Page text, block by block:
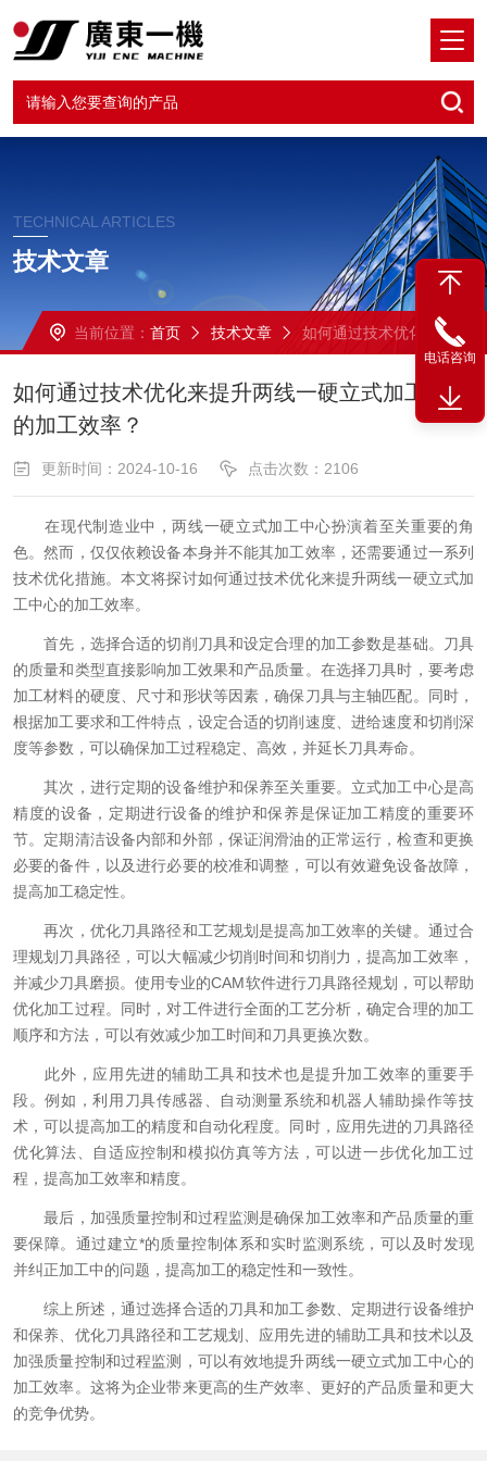
TECHNICAL ARTICLES
技术文章
当前位置： 首页 技术文章 如何通过技术优化来提升两线一硬立式加工中心的加工效率？
如何通过技术优化来提升两线一硬立式加工中心
的加工效率？
更新时间：2024-10-16 点击次数：2106
在现代制造业中，两线一硬立式加工中心扮演着至关重要的角
色。然而，仅仅依赖设备本身并不能其加工效率，还需要通过一系列
技术优化措施。本文将探讨如何通过技术优化来提升两线一硬立式加
工中心的加工效率。
首先，选择合适的切削刀具和设定合理的加工参数是基础。刀具
的质量和类型直接影响加工效果和产品质量。在选择刀具时，要考虑
加工材料的硬度、尺寸和形状等因素，确保刀具与主轴匹配。同时，
根据加工要求和工件特点，设定合适的切削速度、进给速度和切削深
度等参数，可以确保加工过程稳定、高效，并延长刀具寿命。
其次，进行定期的设备维护和保养至关重要。立式加工中心是高
精度的设备，定期进行设备的维护和保养是保证加工精度的重要环
节。定期清洁设备内部和外部，保证润滑油的正常运行，检查和更换
必要的备件，以及进行必要的校准和调整，可以有效避免设备故障，
提高加工稳定性。
再次，优化刀具路径和工艺规划是提高加工效率的关键。通过合
理规划刀具路径，可以大幅减少切削时间和切削力，提高加工效率，
并减少刀具磨损。使用专业的CAM软件进行刀具路径规划，可以帮助
优化加工过程。同时，对工件进行全面的工艺分析，确定合理的加工
顺序和方法，可以有效减少加工时间和刀具更换次数。
此外，应用先进的辅助工具和技术也是提升加工效率的重要手
段。例如，利用刀具传感器、自动测量系统和机器人辅助操作等技
术，可以提高加工的精度和自动化程度。同时，应用先进的刀具路径
优化算法、自适应控制和模拟仿真等方法，可以进一步优化加工过
程，提高加工效率和精度。
最后，加强质量控制和过程监测是确保加工效率和产品质量的重
要保障。通过建立*的质量控制体系和实时监测系统，可以及时发现
并纠正加工中的问题，提高加工的稳定性和一致性。
综上所述，通过选择合适的刀具和加工参数、定期进行设备维护
和保养、优化刀具路径和工艺规划、应用先进的辅助工具和技术以及
加强质量控制和过程监测，可以有效地提升两线一硬立式加工中心的
加工效率。这将为企业带来更高的生产效率、更好的产品质量和更大
的竞争优势。
电话咨询